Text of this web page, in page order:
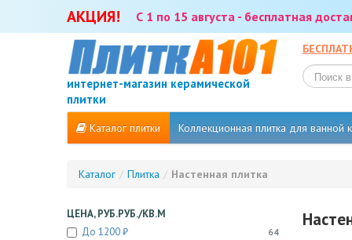
АКЦИЯ! С 1 по 15 августа - бесплатная
интернет-магазин керамической
плитки
Каталог плитки Коллекционная плитка для ванной
Каталог / Плитка / Настенная плитка
ЦЕНА, РУБ.РУБ./КВ.М
До 1200 ₽
64